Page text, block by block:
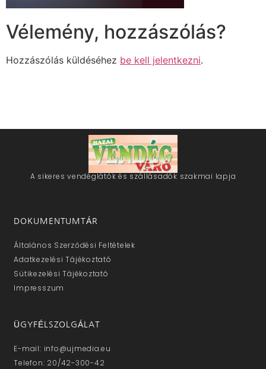
Vélemény, hozzászólás?
Hozzászólás küldéséhez be kell jelentkezni.
A sikeres vendéglátók és szállásadók szakmai lapja
DOKUMENTUMTÁR
Általános Szerződési Feltételek
Adatkezelési Tájékoztató
Sütikezelési Tájékoztató
Impresszum
ÜGYFÉLSZOLGÁLAT
E-mail: info@ujmedia.eu
Telefon: 20/42-300-42